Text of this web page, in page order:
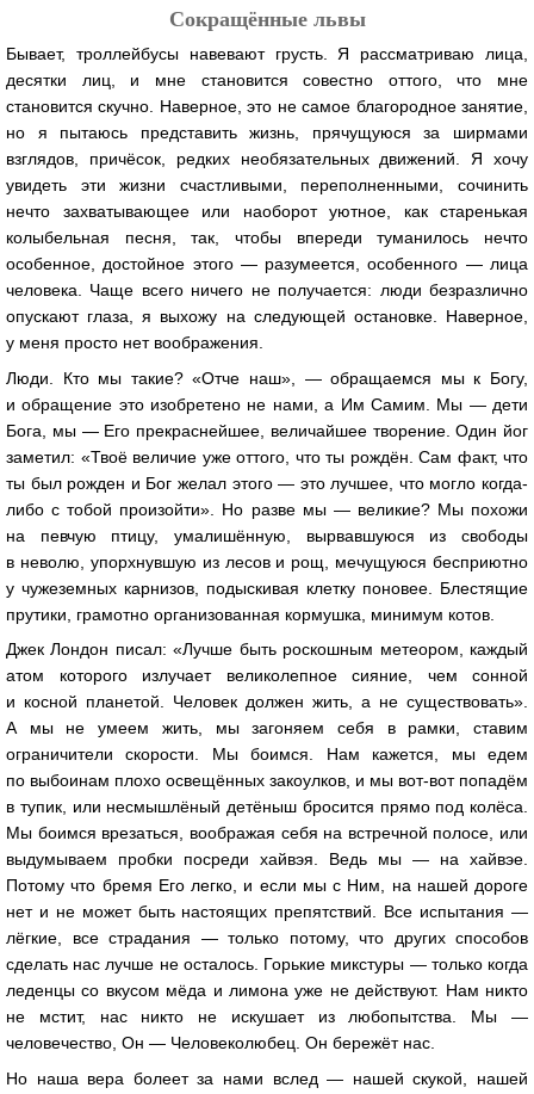
Сокращённые львы
Бывает, троллейбусы навевают грусть. Я рассматриваю лица,
десятки лиц, и мне становится совестно оттого, что мне
становится скучно. Наверное, это не самое благородное занятие,
но я пытаюсь представить жизнь, прячущуюся за ширмами
взглядов, причёсок, редких необязательных движений. Я хочу
увидеть эти жизни счастливыми, переполненными, сочинить
нечто захватывающее или наоборот уютное, как старенькая
колыбельная песня, так, чтобы впереди туманилось нечто
особенное, достойное этого — разумеется, особенного — лица
человека. Чаще всего ничего не получается: люди безразлично
опускают глаза, я выхожу на следующей остановке. Наверное,
у меня просто нет воображения.
Люди. Кто мы такие? «Отче наш», — обращаемся мы к Богу,
и обращение это изобретено не нами, а Им Самим. Мы — дети
Бога, мы — Его прекраснейшее, величайшее творение. Один йог
заметил: «Твоё величие уже оттого, что ты рождён. Сам факт, что
ты был рожден и Бог желал этого — это лучшее, что могло когда-
либо с тобой произойти». Но разве мы — великие? Мы похожи
на певчую птицу, умалишённую, вырвавшуюся из свободы
в неволю, упорхнувшую из лесов и рощ, мечущуюся бесприютно
у чужеземных карнизов, подыскивая клетку поновее. Блестящие
прутики, грамотно организованная кормушка, минимум котов.
Джек Лондон писал: «Лучше быть роскошным метеором, каждый
атом которого излучает великолепное сияние, чем сонной
и косной планетой. Человек должен жить, а не существовать».
А мы не умеем жить, мы загоняем себя в рамки, ставим
ограничители скорости. Мы боимся. Нам кажется, мы едем
по выбоинам плохо освещённых закоулков, и мы вот-вот попадём
в тупик, или несмышлёный детёныш бросится прямо под колёса.
Мы боимся врезаться, воображая себя на встречной полосе, или
выдумываем пробки посреди хайвэя. Ведь мы — на хайвэе.
Потому что бремя Его легко, и если мы с Ним, на нашей дороге
нет и не может быть настоящих препятствий. Все испытания —
лёгкие, все страдания — только потому, что других способов
сделать нас лучше не осталось. Горькие микстуры — только когда
леденцы со вкусом мёда и лимона уже не действуют. Нам никто
не мстит, нас никто не искушает из любопытства. Мы —
человечество, Он — Человеколюбец. Он бережёт нас.
Но наша вера болеет за нами вслед — нашей скукой, нашей